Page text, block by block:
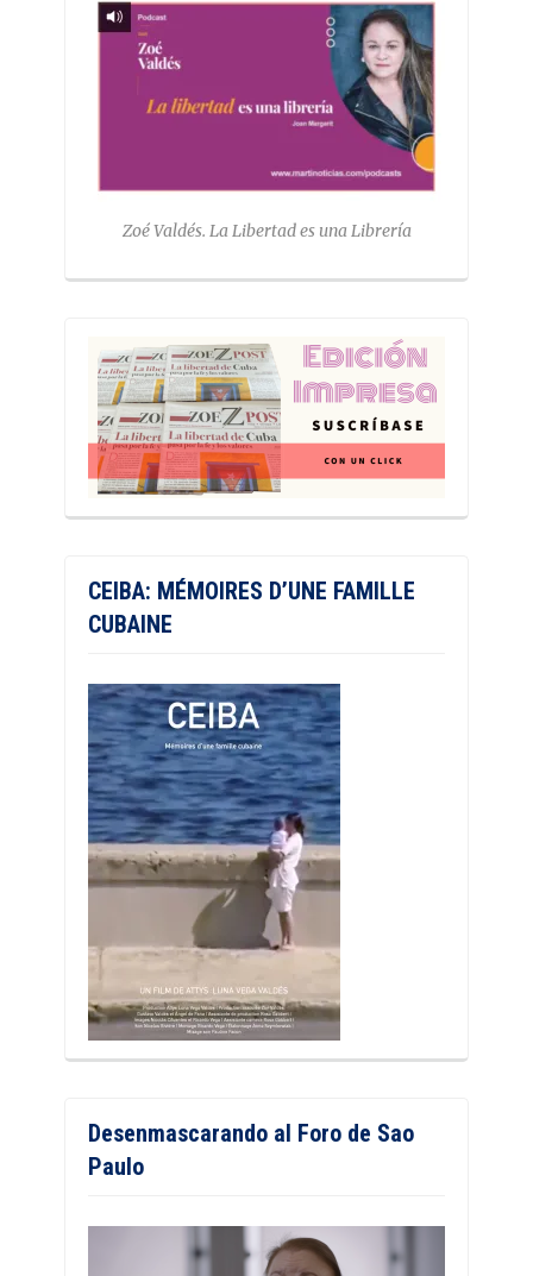
Zoé Valdés. La Libertad es una Librería
CEIBA: MÉMOIRES D’UNE FAMILLE
CUBAINE
Desenmascarando al Foro de Sao
Paulo